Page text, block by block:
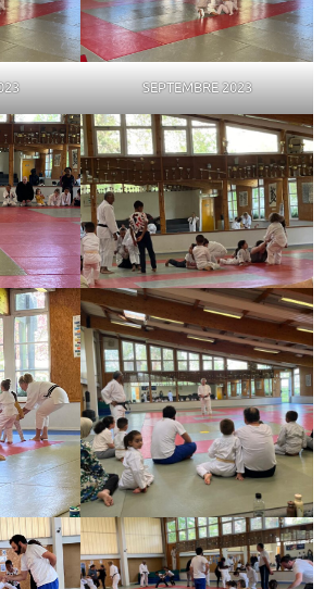
SEPTEMBRE 2023